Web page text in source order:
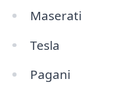
Maserati
Tesla
Pagani